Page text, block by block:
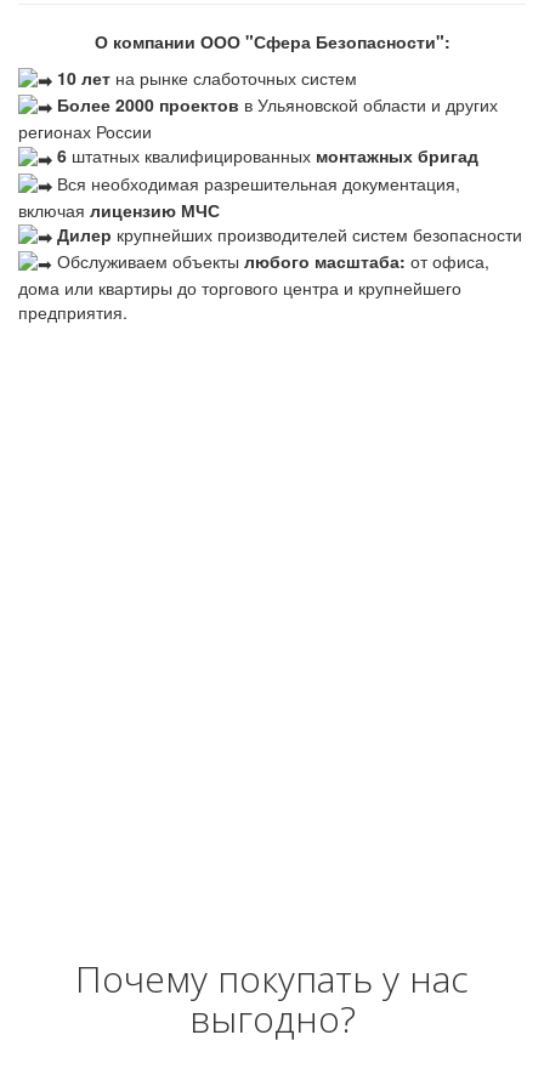
О компании ООО "Сфера Безопасности":
10 лет на рынке слаботочных систем
Более 2000 проектов в Ульяновской области и других
регионах России
6 штатных квалифицированных монтажных бригад
Вся необходимая разрешительная документация,
включая лицензию МЧС
Дилер крупнейших производителей систем безопасности
Обслуживаем объекты любого масштаба: от офиса,
дома или квартиры до торгового центра и крупнейшего
предприятия.
Почему покупать у нас
выгодно?